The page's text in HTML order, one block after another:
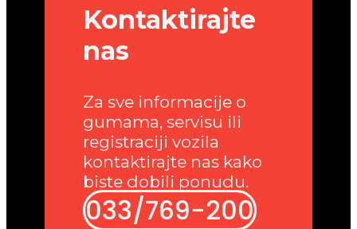
Kontaktirajte
nas
Za sve informacije o
gumama, servisu ili
registraciji vozila
kontaktirajte nas kako
biste dobili ponudu.
033/769-200